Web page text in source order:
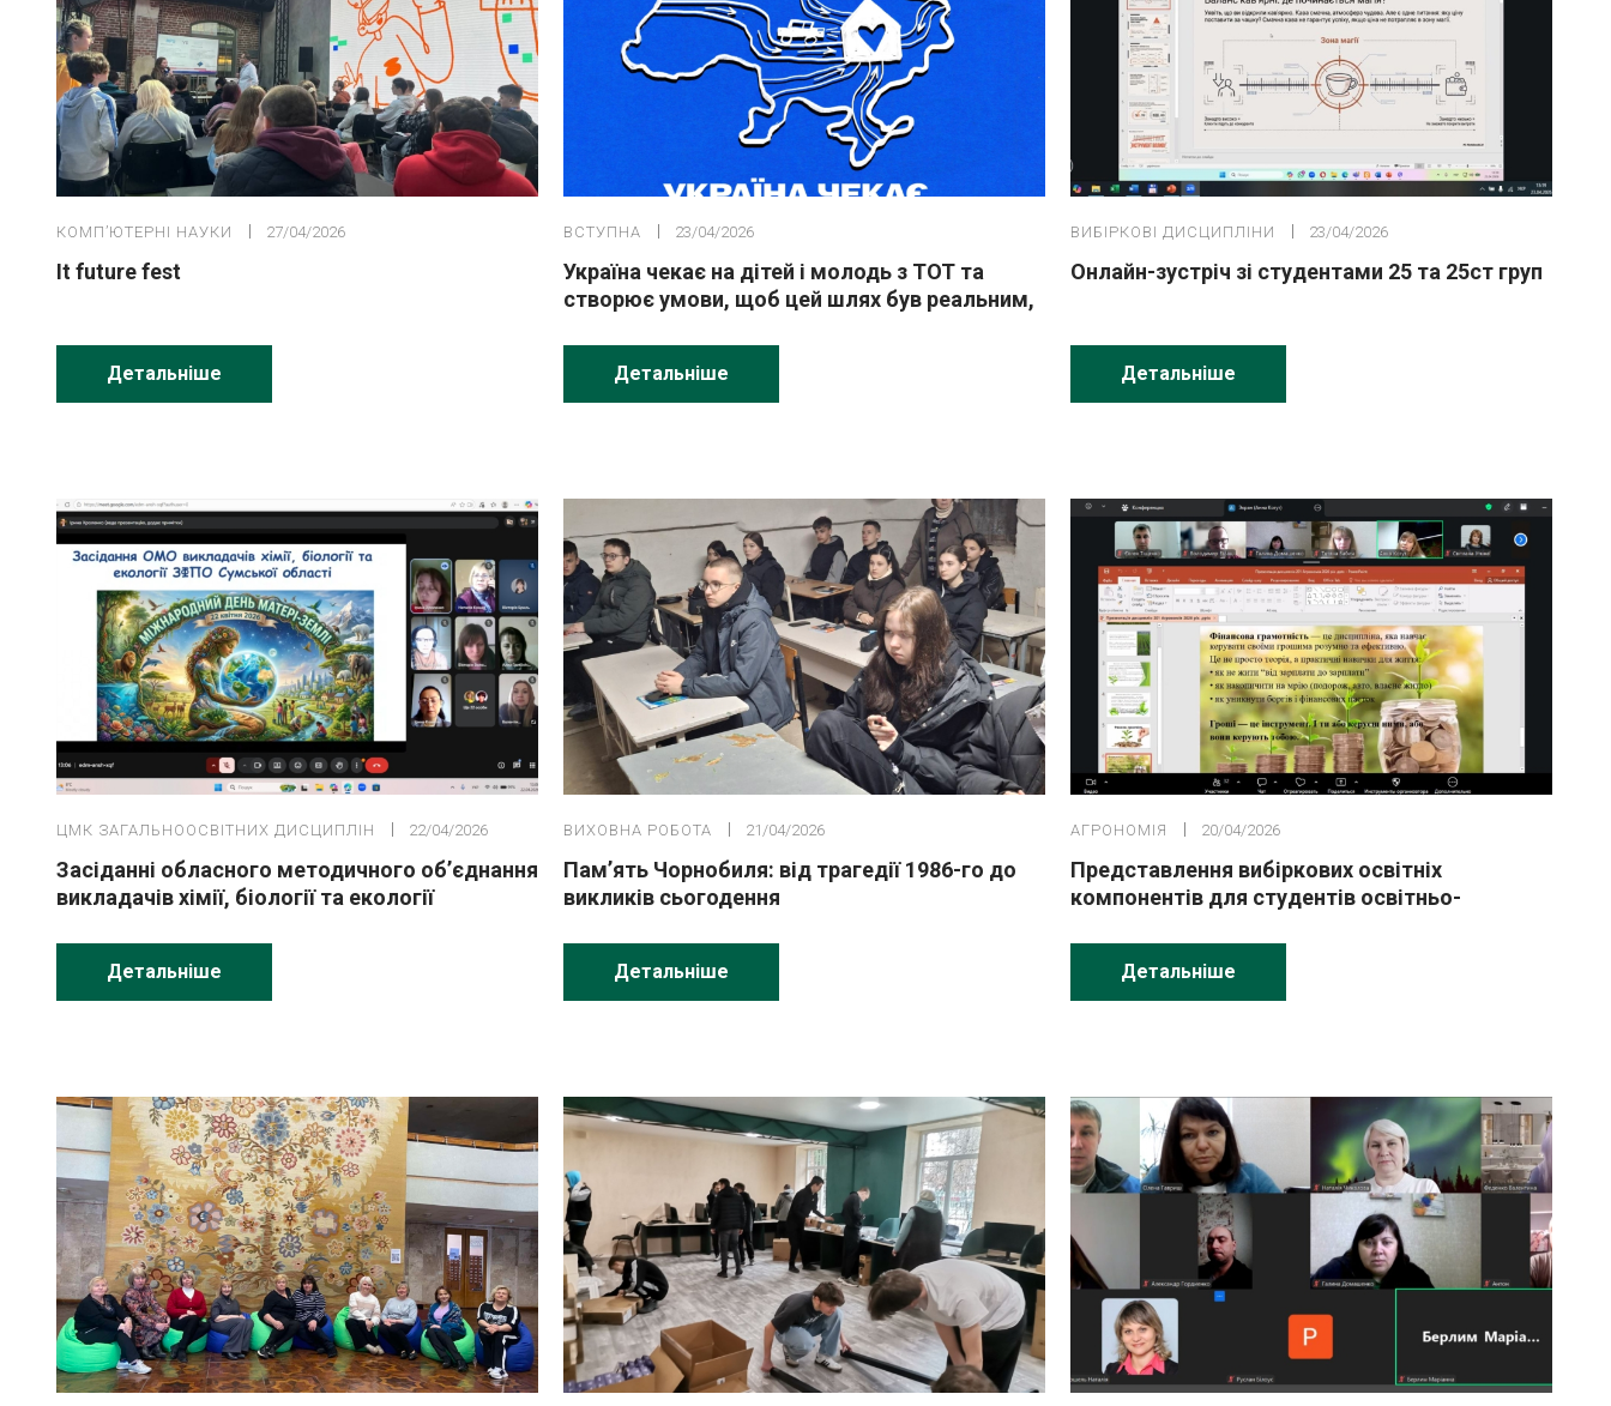
КОМПʼЮТЕРНІ НАУКИ 27/04/2026
It future fest
Детальніше
ВСТУПНА 23/04/2026
Україна чекає на дітей і молодь з ТОТ та
створює умови, щоб цей шлях був реальним,
Детальніше
ВИБІРКОВІ ДИСЦИПЛІНИ 23/04/2026
Онлайн-зустріч зі студентами 25 та 25ст груп
Детальніше
ЦМК ЗАГАЛЬНООСВІТНИХ ДИСЦИПЛІН 22/04/2026
Засіданні обласного методичного об’єднання
викладачів хімії, біології та екології
Детальніше
ВИХОВНА РОБОТА 21/04/2026
Пам’ять Чорнобиля: від трагедії 1986-го до
викликів сьогодення
Детальніше
АГРОНОМІЯ 20/04/2026
Представлення вибіркових освітніх
компонентів для студентів освітньо-
Детальніше